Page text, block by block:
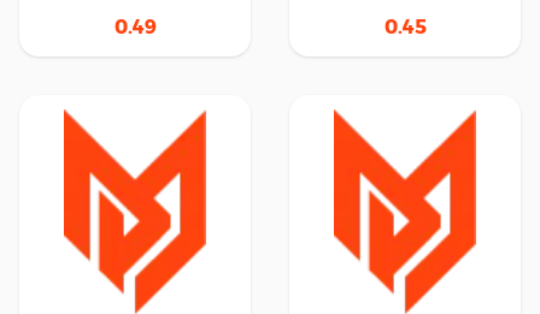
0.45
0.49